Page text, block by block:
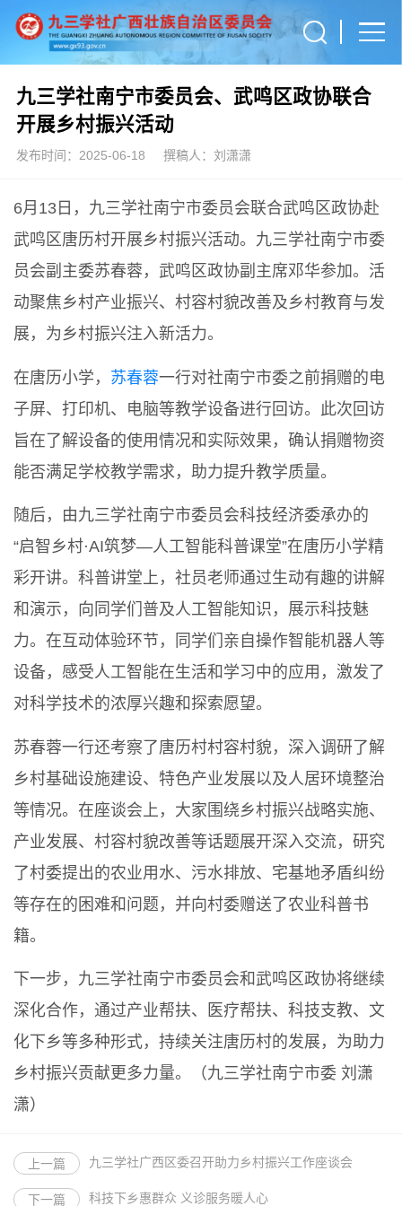
九三学社南宁市委员会、武鸣区政协联合
开展乡村振兴活动
发布时间：2025-06-18 撰稿人：刘潇潇
6月13日，九三学社南宁市委员会联合武鸣区政协赴
武鸣区唐历村开展乡村振兴活动。九三学社南宁市委
员会副主委苏春蓉，武鸣区政协副主席邓华参加。活
动聚焦乡村产业振兴、村容村貌改善及乡村教育与发
展，为乡村振兴注入新活力。
在唐历小学， 苏春蓉一行对社南宁市委之前捐赠的电
子屏、打印机、电脑等教学设备进行回访。此次回访
旨在了解设备的使用情况和实际效果，确认捐赠物资
能否满足学校教学需求，助力提升教学质量。
随后，由九三学社南宁市委员会科技经济委承办的
“启智乡村·AI筑梦—人工智能科普课堂”在唐历小学精
彩开讲。科普讲堂上，社员老师通过生动有趣的讲解
和演示，向同学们普及人工智能知识，展示科技魅
力。在互动体验环节，同学们亲自操作智能机器人等
设备，感受人工智能在生活和学习中的应用，激发了
对科学技术的浓厚兴趣和探索愿望。
苏春蓉一行还考察了唐历村村容村貌，深入调研了解
乡村基础设施建设、特色产业发展以及人居环境整治
等情况。在座谈会上，大家围绕乡村振兴战略实施、
产业发展、村容村貌改善等话题展开深入交流，研究
了村委提出的农业用水、污水排放、宅基地矛盾纠纷
等存在的困难和问题，并向村委赠送了农业科普书
籍。
下一步，九三学社南宁市委员会和武鸣区政协将继续
深化合作，通过产业帮扶、医疗帮扶、科技支教、文
化下乡等多种形式，持续关注唐历村的发展，为助力
乡村振兴贡献更多力量。（九三学社南宁市委 刘潇
潇）
上一篇 九三学社广西区委召开助力乡村振兴工作座谈会
下一篇 科技下乡惠群众 义诊服务暖人心